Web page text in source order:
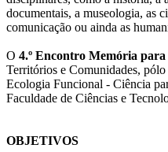
documentais, a museologia, as
comunicação ou ainda as
O 4.º Encontro Memória para
Territórios e Comunidades,
Ecologia Funcional - Ciência
Faculdade de Ciências e
OBJETIVOS